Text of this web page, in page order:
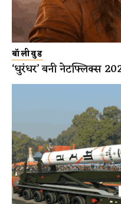
बॉलीवुड
‘धुरंधर’ बनी नेटफ्लिक्स